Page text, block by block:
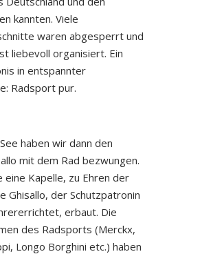
kannten. Viele
waren abgesperrt und
liebevoll organisiert. Ein
in entspannter
Radsport pur.
haben wir dann den
mit dem Rad bezwungen.
eine Kapelle, zu Ehren der
Ghisallo, der Schutzpatronin
erbaut. Die
des Radsports (Merckx,
Longo Borghini etc.) haben